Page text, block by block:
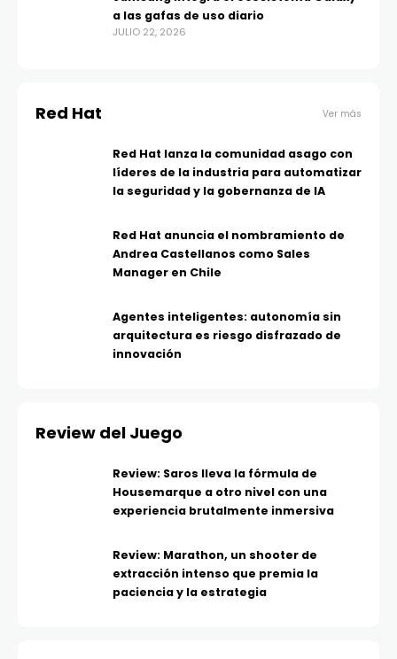
a las gafas de uso diario
JULIO 22, 2026
Red Hat Ver más
Red Hat lanza la comunidad asago con
líderes de la industria para automatizar
la seguridad y la gobernanza de IA
Red Hat anuncia el nombramiento de
Andrea Castellanos como Sales
Manager en Chile
Agentes inteligentes: autonomía sin
arquitectura es riesgo disfrazado de
innovación
Review del Juego
Review: Saros lleva la fórmula de
Housemarque a otro nivel con una
experiencia brutalmente inmersiva
Review: Marathon, un shooter de
extracción intenso que premia la
paciencia y la estrategia